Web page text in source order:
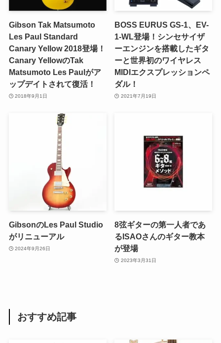
Gibson Tak Matsumoto
Les Paul Standard
Canary Yellow 2018登場！
Canary YellowのTak
Matsumoto Les Paulがア
ップデイトされて復活！
2018年9月1日
BOSS EURUS GS-1、EV-
1-WL登場！シンセサイザ
ーエンジンを搭載したギタ
ーと世界初のワイヤレス
MIDIエクスプレッションペ
ダル！
2021年7月19日
GibsonのLes Paul Studio
がリニューアル
2024年9月26日
8弦ギターの第一人者であ
るISAOさんのギター教本
が登場
2023年3月31日
おすすめ記事